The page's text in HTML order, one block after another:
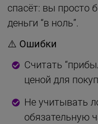
спасёт: вы просто
деньги “в ноль”.
⚠️ Ошибки
Считать
ценой для
Не учитывать
обязательную